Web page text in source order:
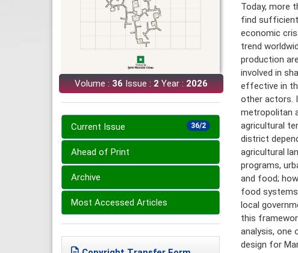
Volume :36Issue :2Year :2026
36/2
Current Issue
Ahead of Print
Archive
Most Accessed Articles
Today, more
find sufficient
economic
trend
production
involved in
effective in
other actors.
metropolitan
agricultural
district
agricultural
programs,
and food;
food
local
this
analysis, one
design for